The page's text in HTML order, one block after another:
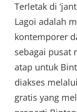
Terletak di
Lagoi adalah
kontemporer
sebagai pusat
atap untuk
diakses
gratis yang